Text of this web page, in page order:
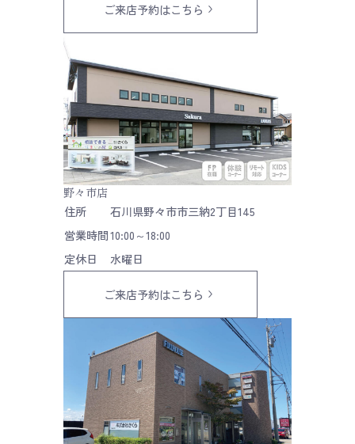
ご来店予約はこちら
野々市店
住所
石川県野々市市三納2丁目145
営業時間10:00～18:00
定休日
水曜日
ご来店予約はこちら